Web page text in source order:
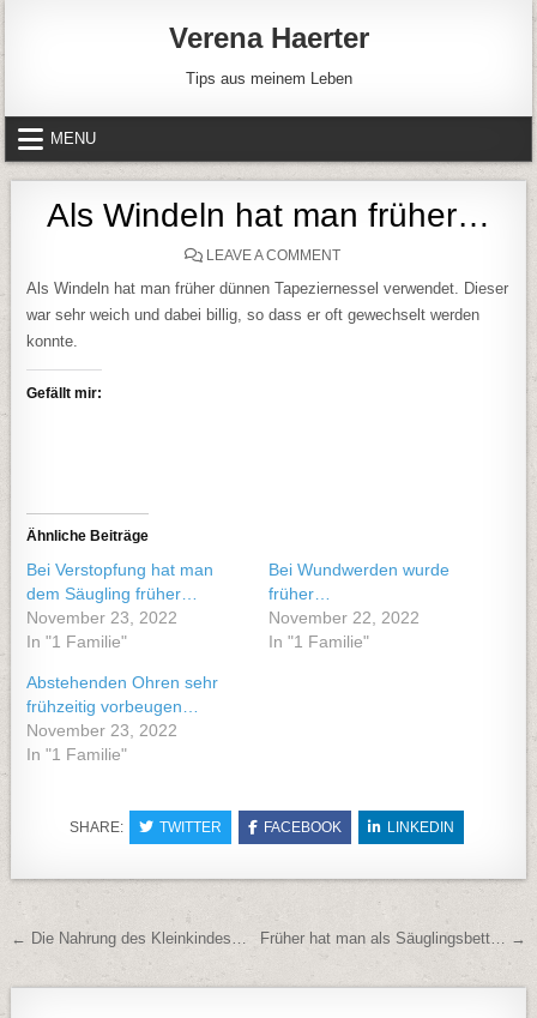
Verena Haerter
Tips aus meinem Leben
MENU
Als Windeln hat man früher…
LEAVE A COMMENTON ALS WINDELN HAT
Als Windeln hat man früher dünnen Tapeziernessel verwendet. Dieser
war sehr weich und dabei billig, so dass er oft gewechselt werden
konnte.
Gefällt mir:
Ähnliche Beiträge
Bei Verstopfung hat man
dem Säugling früher…
November 23, 2022
In "1 Familie"
Bei Wundwerden wurde
früher…
November 22, 2022
In "1 Familie"
Abstehenden Ohren sehr
frühzeitig vorbeugen…
November 23, 2022
In "1 Familie"
SHARE: TWITTER FACEBOOK LINKEDIN
BeitragsnavigationFrüher hat man als Säuglingsbett… →
← Die Nahrung des Kleinkindes…